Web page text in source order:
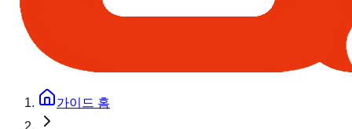
가이드 홈